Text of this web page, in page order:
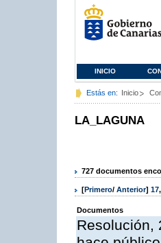
INICIO
Estás en: Inicio
LA_LAGUNA
727 documentos
[Primero/ Anterior] 17,
Documentos
Resolución,